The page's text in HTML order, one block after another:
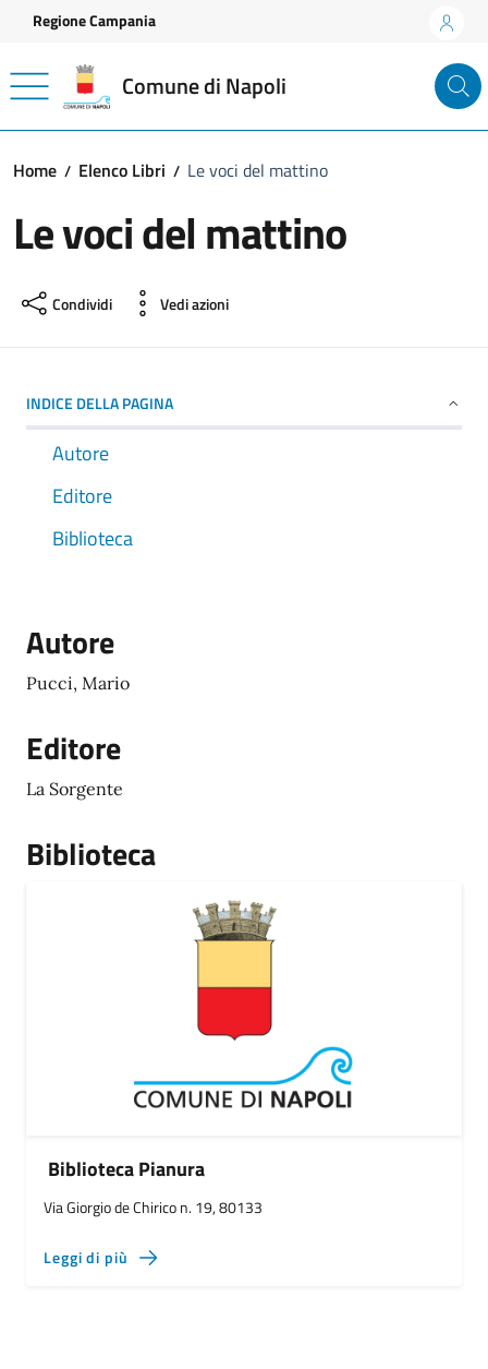
Vai ai contenuti
Vai al footer
Regione Campania
Comune di Napoli
Home Elenco Libri Le voci del mattino
Le voci del mattino
Condividi Vedi azioni
INDICE DELLA PAGINA
Autore
Editore
Biblioteca
Autore
Pucci, Mario
Editore
La Sorgente
Biblioteca
Biblioteca Pianura
Via Giorgio de Chirico n. 19, 80133
Leggi di più